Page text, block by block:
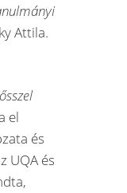
Attila.
el
és
UQA és